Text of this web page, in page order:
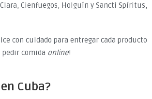
Cienfuegos, Holguín y Sancti Spíritus,
con cuidado para entregar cada producto
pedir comida online!
Cuba?